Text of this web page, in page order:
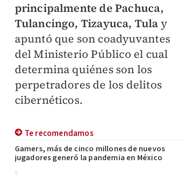
principalmente de Pachuca,
Tulancingo, Tizayuca, Tula y
apuntó que son coadyuvantes
del Ministerio Público el cual
determina quiénes son los
perpetradores de los delitos
cibernéticos.
Te recomendamos
Gamers, más de cinco millones de nuevos
jugadores generó la pandemia en México